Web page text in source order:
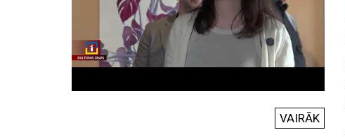
VAIRĀK